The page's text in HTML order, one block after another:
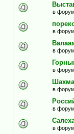
в
в
в
в
в
в
в